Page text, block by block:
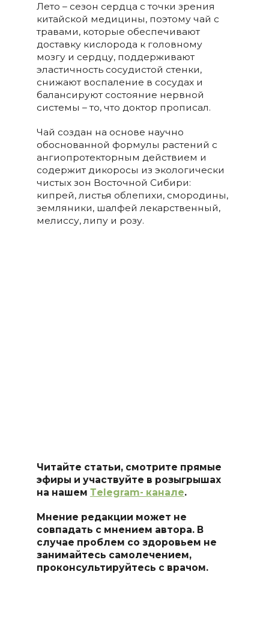
Лето – сезон сердца с точки зрения
китайской медицины, поэтому чай с
травами, которые обеспечивают
доставку кислорода к головному
мозгу и сердцу, поддерживают
эластичность сосудистой стенки,
снижают воспаление в сосудах и
балансируют состояние нервной
системы – то, что доктор прописал.
Чай создан на основе научно
обоснованной формулы растений с
ангиопротекторным действием и
содержит дикоросы из экологически
чистых зон Восточной Сибири:
кипрей, листья облепихи, смородины,
земляники, шалфей лекарственный,
мелиссу, липу и розу.
Читайте статьи, смотрите прямые
эфиры и участвуйте в розыгрышах
на нашем Тelegram- канале.
Мнение редакции может не
совпадать с мнением автора. В
случае проблем со здоровьем не
занимайтесь самолечением,
проконсультируйтесь с врачом.